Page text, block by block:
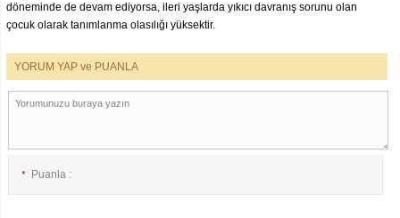
döneminde de devam ediyorsa, ileri yaşlarda yıkıcı davranış sorunu olan
çocuk olarak tanımlanma olasılığı yüksektir.
YORUM YAP ve PUANLA
* Puanla :